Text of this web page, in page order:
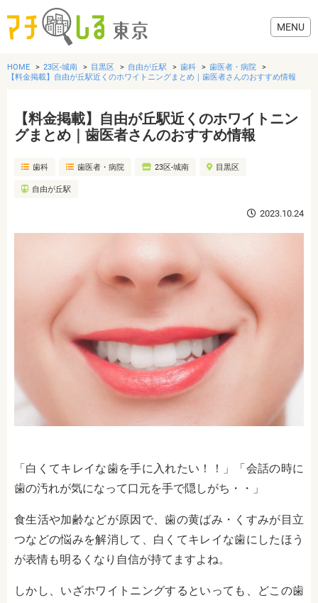
グルメ
美容・健康
HOME 23区-城南 目黒区 自由が丘駅 歯科
歯医者・病院
【料金掲載】自由が丘駅近くのホワイトニングまとめ｜歯医者さんのおすすめ情報
【料金掲載】自由が丘駅近くのホワイトニン
グまとめ｜歯医者さんのおすすめ情報
歯科 歯医者・病院 23区-城南 目黒区
自由が丘駅
2023.10.24
「白くてキレイな歯を手に入れたい！！」「会話の時に
歯の汚れが気になって口元を手で隠しがち・・」
食生活や加齢などが原因で、歯の黄ばみ・くすみが目立
つなどの悩みを解消して、白くてキレイな歯にしたほう
が表情も明るくなり自信が持てますよね。
しかし、いざホワイトニングするといっても、どこの歯